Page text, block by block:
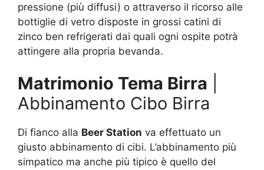
pressione (più diffusi) o attraverso il ricorso alle
bottiglie di vetro disposte in grossi catini di
zinco ben refrigerati dai quali ogni ospite potrà
attingere alla propria bevanda.
Matrimonio Tema Birra
Abbinamento Cibo Birra
Di fianco alla Beer Station va effettuato un
giusto abbinamento di cibi. L’abbinamento più
simpatico ma anche più tipico è quello del